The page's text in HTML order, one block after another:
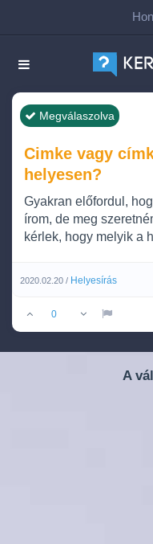
Megválaszolva
Cimke vagy
helyesen?
Gyakran előfordul,
írom, de meg
kérlek, hogy melyik a
2020.02.20 / Helyesírás
0
A